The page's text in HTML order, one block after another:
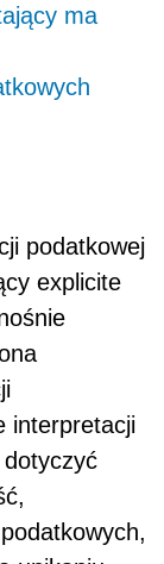
ma
podatkowej
explicite
interpretacji